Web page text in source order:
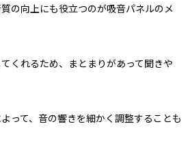
の向上にも役立つのが吸音パネルのメ
くれるため、まとまりがあって聞きや
って、音の響きを細かく調整することも